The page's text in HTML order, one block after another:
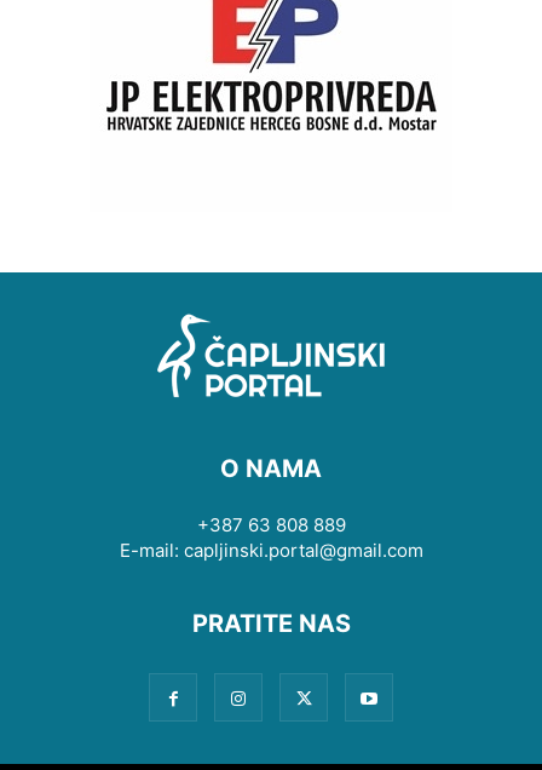
O NAMA
+387 63 808 889
E-mail: capljinski.portal@gmail.com
PRATITE NAS